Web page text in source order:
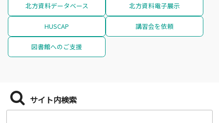
北方資料データベース 北方資料電子展示
HUSCAP 講習会を依頼
図書館へのご支援
サイト内検索